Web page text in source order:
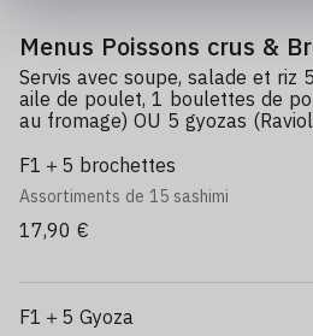
Menus Poissons crus &
Servis avec soupe, salade et riz
aile de poulet, 1 boulettes de
au fromage) OU 5 gyozas
F1＋5 brochettes
Assortiments de 15 sashimi
17,90 €
F1＋5 Gyoza